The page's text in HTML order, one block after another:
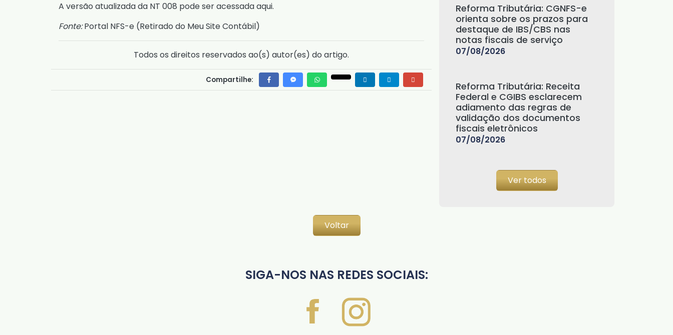
A versão atualizada da NT 008 pode ser acessadaaqui.
Fonte:Portal NFS-e (Retirado do Meu Site Contábil)
Todos os direitos reservados ao(s) autor(es) do artigo.
Compartilhe:
Reforma Tributária: CGNFS-e
orienta sobre os prazos para
destaque de IBS/CBS nas
notas fiscais de serviço
07/08/2026
Reforma Tributária: Receita
Federal e CGIBS esclarecem
adiamento das regras de
validação dos documentos
fiscais eletrônicos
07/08/2026
Ver todos
Voltar
SIGA-NOS NAS REDES SOCIAIS: